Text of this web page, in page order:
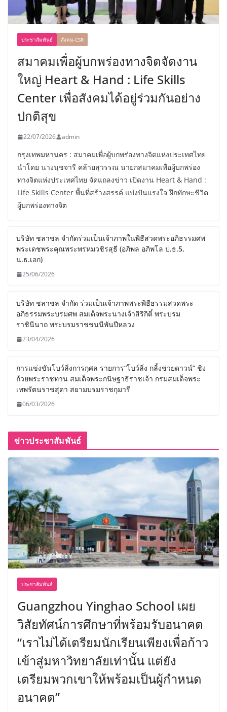
ประชาสัมพันธ์ สังคม-CSR
สมาคมเพื่อผู้บกพร่องทางจิตจัดงาน
ใหญ่ Heart & Hand : Life Skills
Center เพื่อสังคมได้อยู่ร่วมกันอย่าง
ปกติสุข
22/07/2026 admin
กรุงเทพมหานคร : สมาคมเพื่อผู้บกพร่องทางจิตแห่งประเทศไทย
นำโดย นางนุชจารี คล้ายสุวรรณ นายกสมาคมเพื่อผู้บกพร่อง
ทางจิตแห่งประเทศไทย จัดแถลงข่าว เปิดงาน Heart & Hand :
Life Skills Center พื้นที่สร้างสรรค์ แบ่งปันแรงใจ ฝึกทักษะชีวิต
ผู้บกพร่องทางจิต
บริษัท ชลาชล จำกัดร่วมเป็นเจ้าภาพในพิธีสวดพระอภิธรรมศพ
พระเดชพระคุณพระพรหมวชิรสุธี (อภิพล อภิพโล ป.ธ.5,
น.ธ.เอก)
25/06/2026
บริษัท ชลาชล จำกัด ร่วมเป็นเจ้าภาพพระพิธีธรรมสวดพระ
อภิธรรมพระบรมศพ สมเด็จพระนางเจ้าสิริกิติ์ พระบรม
ราชินีนาถ พระบรมราชชนนีพันปีหลวง
23/04/2026
การแข่งขันโบว์ลิ่งการกุศล รายการ“โบว์ลิ่ง กลิ้งช่วยดาวน์” ชิง
ถ้วยพระราชทาน สมเด็จพระกนิษฐาธิราชเจ้า กรมสมเด็จพระ
เทพรัตนราชสุดา สยามบรมราชกุมารี
06/03/2026
ข่าวประชาสัมพันธ์
ประชาสัมพันธ์
Guangzhou Yinghao School เผย
วิสัยทัศน์การศึกษาที่พร้อมรับอนาคต
“เราไม่ได้เตรียมนักเรียนเพียงเพื่อก้าว
เข้าสู่มหาวิทยาลัยเท่านั้น แต่ยัง
เตรียมพวกเขาให้พร้อมเป็นผู้กำหนด
อนาคต”